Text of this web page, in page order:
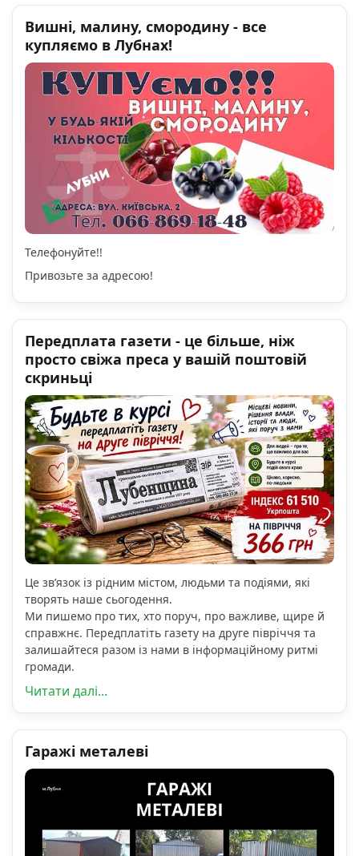
Вишні, малину, смородину - все
купляємо в Лубнах!
Телефонуйте!!
Привозьте за адресою!
Передплата газети - це більше, ніж
просто свіжа преса у вашій поштовій
скриньці
Це зв’язок із рідним містом, людьми та подіями, які
творять наше сьогодення.
Ми пишемо про тих, хто поруч, про важливе, щире й
справжнє. Передплатіть газету на друге півріччя та
залишайтеся разом із нами в інформаційному ритмі
громади.
Читати далі...
Гаражі металеві